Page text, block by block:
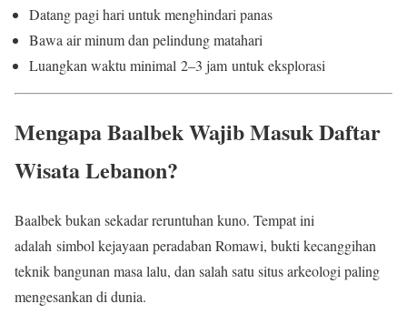
Datang pagi hari untuk menghindari panas
Bawa air minum dan pelindung matahari
Luangkan waktu minimal 2–3 jam untuk eksplorasi
Mengapa Baalbek Wajib Masuk Daftar
Wisata Lebanon?
Baalbek bukan sekadar reruntuhan kuno. Tempat ini
adalah simbol kejayaan peradaban Romawi, bukti kecanggihan
teknik bangunan masa lalu, dan salah satu situs arkeologi paling
mengesankan di dunia.